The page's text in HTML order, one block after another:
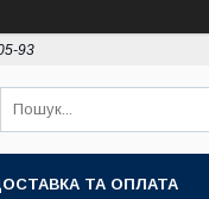
93
ТА ОПЛАТА